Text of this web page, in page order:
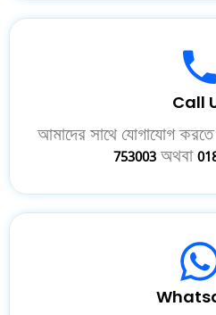
Call
আমাদের সাথে যোগাযোগ করতে
753003 অথবা